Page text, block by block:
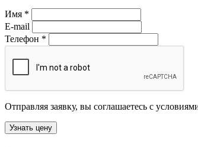
Имя *
E-mail
Телефон *
Отправляя заявку, вы соглашаетесь с